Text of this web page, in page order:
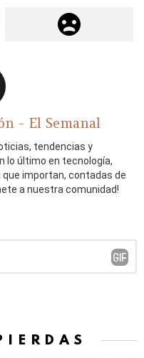
- El Semanal
tendencias y
lo último en tecnología,
importan, contadas de
a nuestra comunidad!